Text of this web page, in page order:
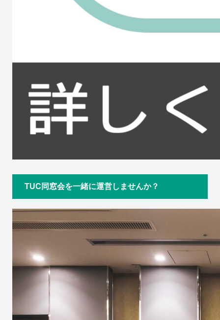
TUC同窓会を一緒に運営しませんか？